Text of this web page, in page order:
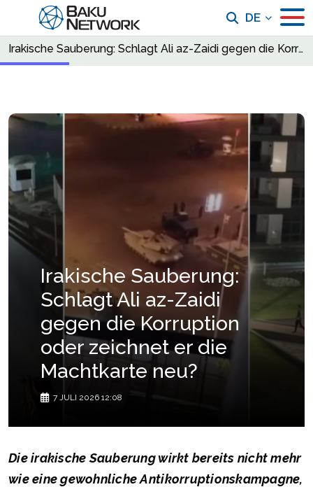
DE
Irakische Sauberung: Schlagt Ali az-Zaidi gegen die Korruption oder zeichnet er die Machtkarte neu?
Irakische Sauberung:
Schlagt Ali az-Zaidi
gegen die Korruption
oder zeichnet er die
Machtkarte neu?
7 JULI 2026 12:08
Die irakische Sauberung wirkt bereits nicht mehr
wie eine gewohnliche Antikorruptionskampagne,